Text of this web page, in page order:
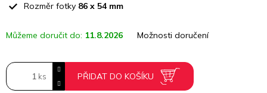
Můžeme doručit do: 11.8.2026 Možnosti doručení
PŘIDAT DO KOŠÍKU
Rozměr fotky 86 x 54 mm